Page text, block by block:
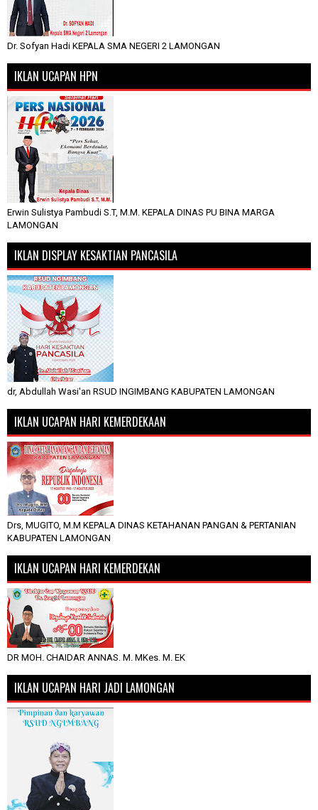
Dr. Sofyan Hadi KEPALA SMA NEGERI 2 LAMONGAN
IKLAN UCAPAN HPN
Erwin Sulistya Pambudi S.T, M.M. KEPALA DINAS PU BINA MARGA
LAMONGAN
IKLAN DISPLAY KESAKTIAN PANCASILA
dr, Abdullah Wasi'an RSUD INGIMBANG KABUPATEN LAMONGAN
IKLAN UCAPAN HARI KEMERDEKAAN
Drs, MUGITO, M.M KEPALA DINAS KETAHANAN PANGAN & PERTANIAN
KABUPATEN LAMONGAN
IKLAN UCAPAN HARI KEMERDEKAN
DR MOH. CHAIDAR ANNAS. M. MKes. M. EK
IKLAN UCAPAN HARI JADI LAMONGAN